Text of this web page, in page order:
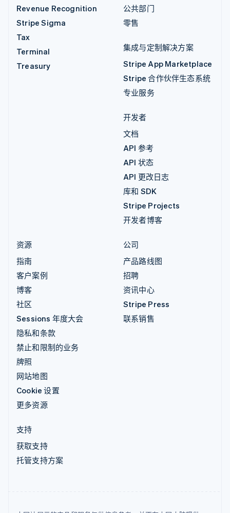
Revenue Recognition
Stripe Sigma
Tax
Terminal
Treasury
公共部门
零售
集成与定制解决方案
Stripe App Marketplace
Stripe 合作伙伴生态系统
专业服务
开发者
文档
API 参考
API 状态
API 更改日志
库和 SDK
Stripe Projects
开发者博客
资源
指南
客户案例
博客
社区
Sessions 年度大会
隐私和条款
禁止和限制的业务
牌照
网站地图
Cookie 设置
更多资源
公司
产品路线图
招聘
资讯中心
Stripe Press
联系销售
支持
获取支持
托管支持方案